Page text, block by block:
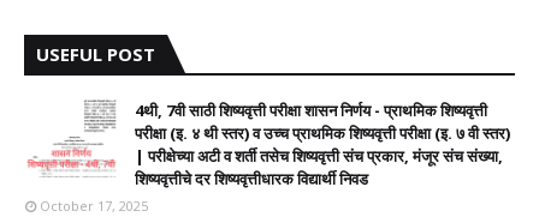
USEFUL POST
4थी, 7वी साठी शिष्यवृत्ती परीक्षा शासन निर्णय - प्राथमिक शिष्यवृत्ती
परीक्षा (इ. ४ थी स्तर) व उच्च प्राथमिक शिष्यवृत्ती परीक्षा (इ. ७ वी स्तर)
| परीक्षेच्या अटी व शर्ती तसेच शिष्यवृत्ती संच प्रकार, मंजूर संच संख्या,
शिष्यवृत्तीचे दर शिष्यवृत्तीधारक विद्यार्थी निवड
October 17, 2025